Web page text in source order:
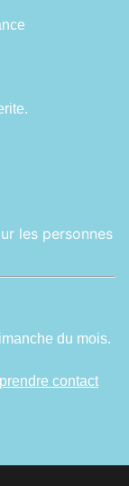
les personnes
du mois.
contact